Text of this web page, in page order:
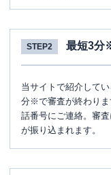
STEP2 最短3分
当サイトで紹介して
分※で審査が終わりま
話番号にご連絡。審
が振り込まれます。